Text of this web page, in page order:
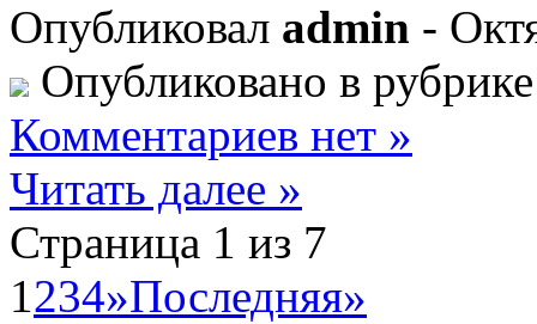
Опубликовал admin -
Опубликовано в
Комментариев нет »
Читать далее »
Страница 1 из 7
1234»Последняя»